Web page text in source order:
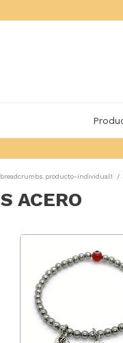
breadcrumbs.producto-individual1 /
ACERO